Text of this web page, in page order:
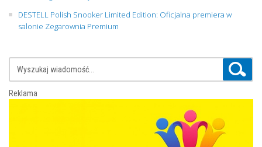
DESTELL Polish Snooker Limited Edition: Oficjalna premiera w
salonie Zegarownia Premium
Reklama